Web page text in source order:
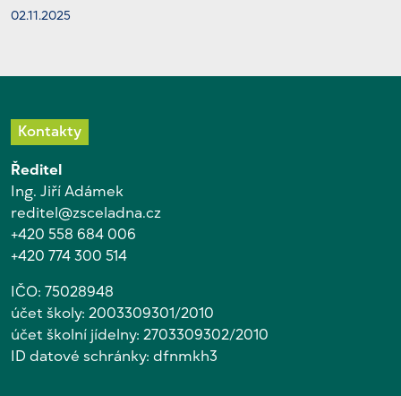
02.11.2025
Kontakty
Ředitel
Ing. Jiří Adámek
reditel@zsceladna.cz
+420 558 684 006
+420 774 300 514
IČO: 75028948
účet školy: 2003309301/2010
účet školní jídelny: 2703309302/2010
ID datové schránky: dfnmkh3